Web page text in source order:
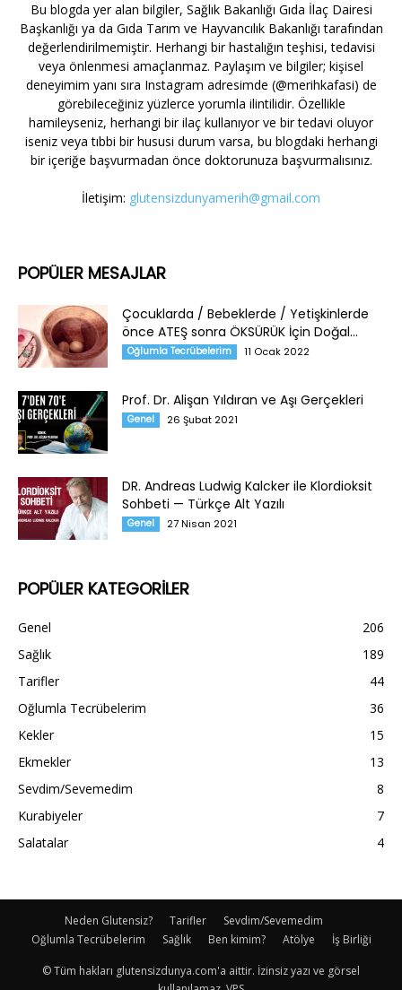
Bu blogda yer alan bilgiler, Sağlık Bakanlığı Gıda İlaç Dairesi
Başkanlığı ya da Gıda Tarım ve Hayvancılık Bakanlığı tarafından
değerlendirilmemiştir. Herhangi bir hastalığın teşhisi, tedavisi
veya önlenmesi amaçlanmaz. Paylaşım ve bilgiler; kişisel
deneyimim yanı sıra Instagram adresimde (@merihkafasi) de
görebileceğiniz yüzlerce yorumla ilintilidir. Özellikle
hamileyseniz, herhangi bir ilaç kullanıyor ve bir tedavi oluyor
iseniz veya tıbbi bir hususi durum varsa, bu blogdaki herhangi
bir içeriğe başvurmadan önce doktorunuza başvurmalısınız.
İletişim: glutensizdunyamerih@gmail.com
POPÜLER MESAJLAR
Çocuklarda / Bebeklerde / Yetişkinlerde
önce ATEŞ sonra ÖKSÜRÜK İçin Doğal...
Oğlumla Tecrübelerim 11 Ocak 2022
Prof. Dr. Alişan Yıldıran ve Aşı Gerçekleri
Genel 26 Şubat 2021
DR. Andreas Ludwig Kalcker ile Klordioksit
Sohbeti — Türkçe Alt Yazılı
Genel 27 Nisan 2021
POPÜLER KATEGORİLER
Genel
206
Sağlık
189
Tarifler
44
Oğlumla Tecrübelerim
36
Kekler
15
Ekmekler
13
Sevdim/Sevemedim
8
Kurabiyeler
7
Salatalar
4
Neden Glutensiz? Tarifler
Sevdim/Sevemedim
Oğlumla Tecrübelerim
Sağlık Ben kimim? Atölye İş Birliği
© Tüm hakları glutensizdunya.com'a aittir. İzinsiz yazı ve görsel